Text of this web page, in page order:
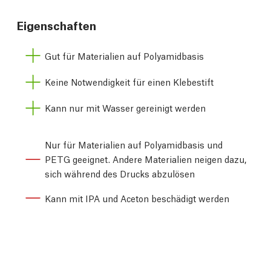
Eigenschaften
Gut für Materialien auf Polyamidbasis
Keine Notwendigkeit für einen Klebestift
Kann nur mit Wasser gereinigt werden
Nur für Materialien auf Polyamidbasis und
PETG geeignet. Andere Materialien neigen dazu,
sich während des Drucks abzulösen
Kann mit IPA und Aceton beschädigt werden